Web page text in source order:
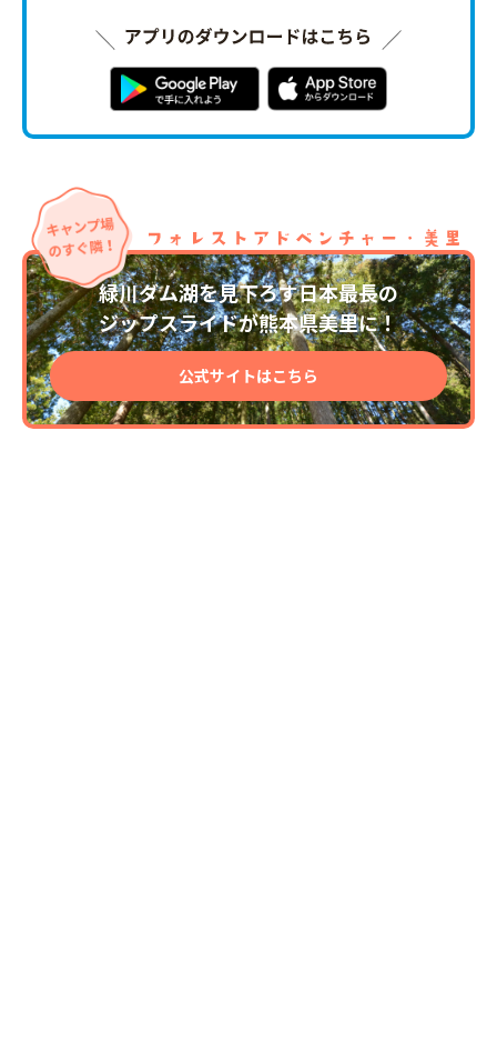
緑川ダム湖を見下ろす日本最長の
ジップスライドが熊本県美里に！
公式サイトはこちら